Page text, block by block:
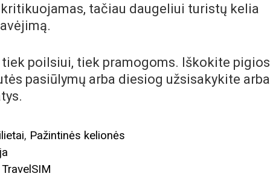
tačiau daugeliui turistų kelia
poilsiui, tiek pramogoms. Iškokite pigios
pasiūlymų arba diesiog užsisakykite arba
, Pažintinės kelionės